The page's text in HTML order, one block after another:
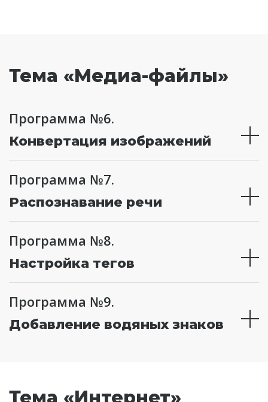
Тема «Медиа-файлы»
Программа №6.
Конвертация изображений
Программа №7.
Распознавание речи
Программа №8.
Настройка тегов
Программа №9.
Добавление водяных знаков
Тема «Интернет»